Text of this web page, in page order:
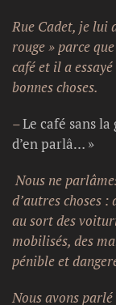
Rue Cadet, je lui
rouge » parce
café et il a
bonnes choses.
–Le café sans
d’en parlâ… »
Nous ne
d’autres choses
au sort des
mobilisés, des
pénible et
Nous avons